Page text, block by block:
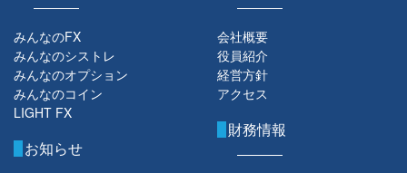
みんなのFX
みんなのシストレ
みんなのオプション
みんなのコイン
LIGHT FX
お知らせ
会社概要
役員紹介
経営方針
アクセス
財務情報